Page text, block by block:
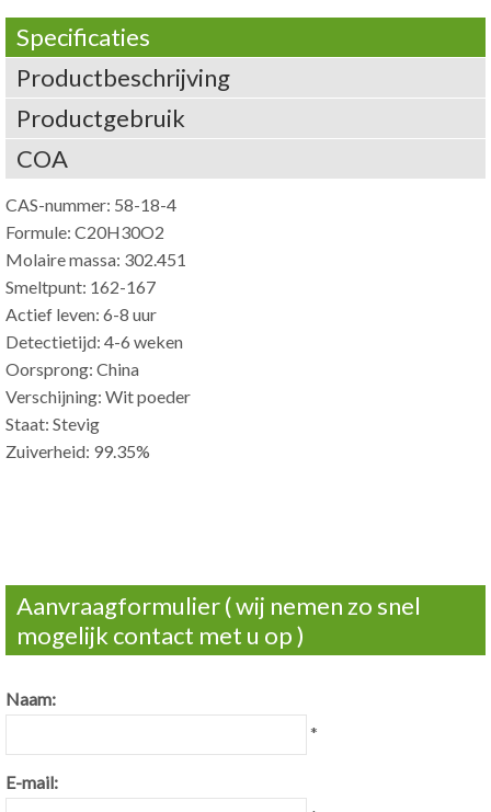
Specificaties
Productbeschrijving
Productgebruik
COA
CAS-nummer: 58-18-4
Formule: C20H30O2
Molaire massa: 302.451
Smeltpunt: 162-167
Actief leven: 6-8 uur
Detectietijd: 4-6 weken
Oorsprong: China
Verschijning: Wit poeder
Staat: Stevig
Zuiverheid: 99.35%
Aanvraagformulier ( wij nemen zo snel
mogelijk contact met u op )
Naam:
*
E-mail: